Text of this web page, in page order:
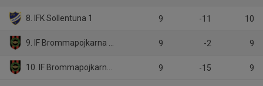
8. IFK Sollentuna 1 9 -11 10
9. IF Brommapojkarna 2012-2 9 -2 9
10. IF Brommapojkarna 2012-10 9 -15 9